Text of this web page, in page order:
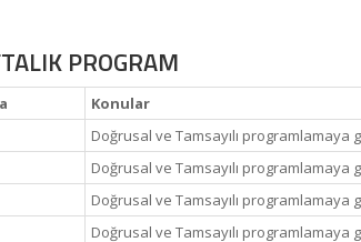
PROGRAM
Konular
Doğrusal ve Tamsayılı programlamaya
Doğrusal ve Tamsayılı programlamaya
Doğrusal ve Tamsayılı programlamaya
Doğrusal ve Tamsayılı programlamaya